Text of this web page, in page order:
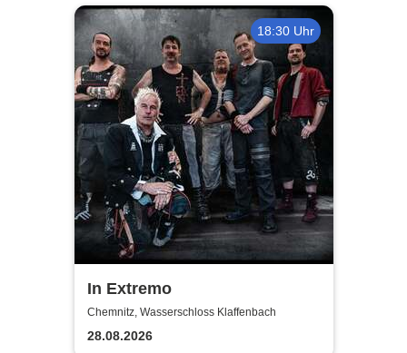
18:30 Uhr
In Extremo
Chemnitz, Wasserschloss Klaffenbach
28.08.2026